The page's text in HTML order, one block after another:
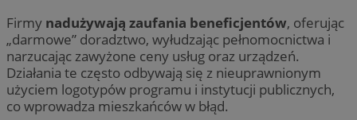
Firmy nadużywają zaufania beneficjentów, oferując
„darmowe” doradztwo, wyłudzając pełnomocnictwa i
narzucając zawyżone ceny usług oraz urządzeń.
Działania te często odbywają się z nieuprawnionym
użyciem logotypów programu i instytucji publicznych,
co wprowadza mieszkańców w błąd.